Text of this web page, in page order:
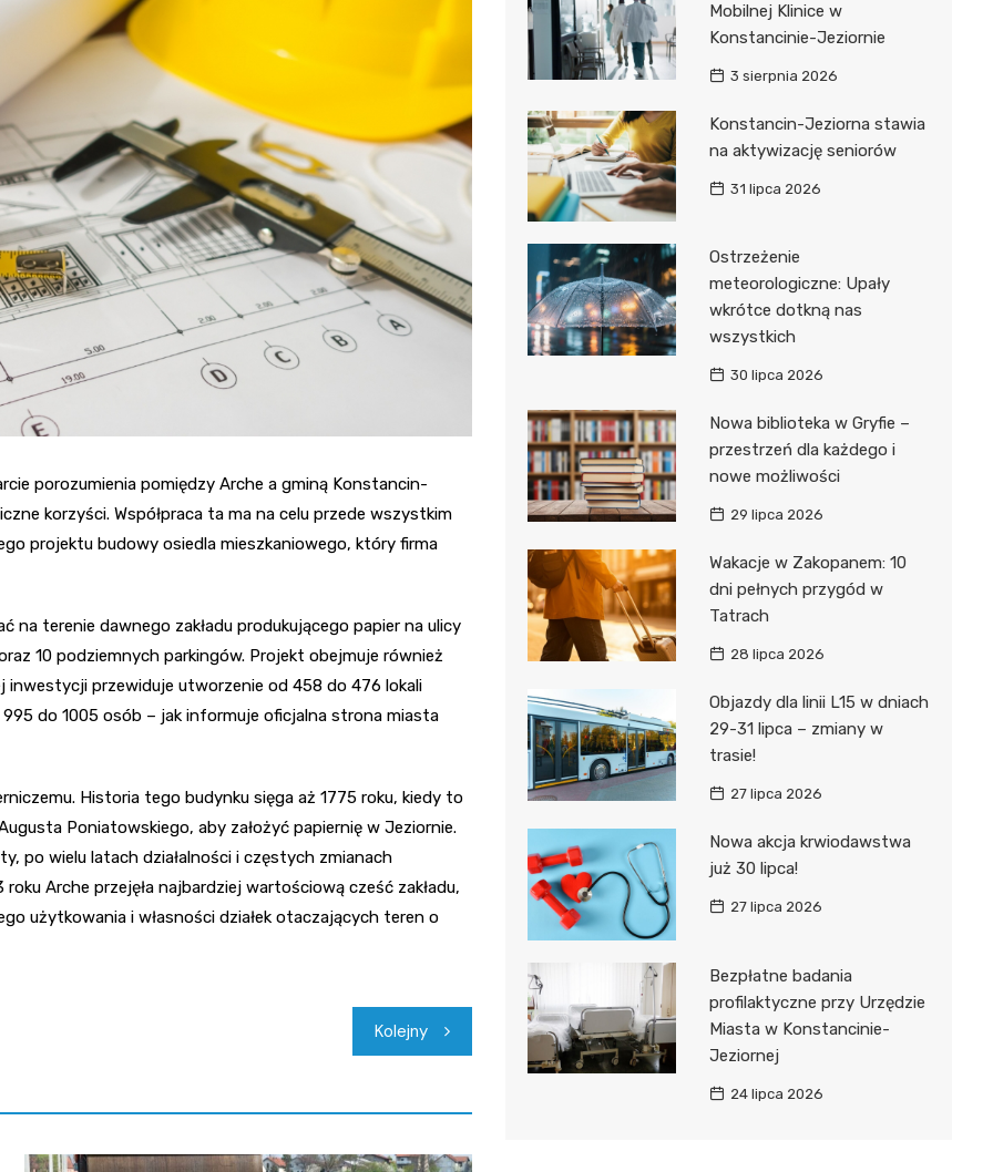
porozumienia pomiędzy Arche a gminą Konstancin-
korzyści. Współpraca ta ma na celu przede wszystkim
projektu budowy osiedla mieszkaniowego, który firma
na terenie dawnego zakładu produkującego papier na ulicy
10 podziemnych parkingów. Projekt obejmuje również
inwestycji przewiduje utworzenie od 458 do 476 lokali
do 1005 osób – jak informuje oficjalna strona miasta
Historia tego budynku sięga aż 1775 roku, kiedy to
Poniatowskiego, aby założyć papiernię w Jeziornie.
po wielu latach działalności i częstych zmianach
Arche przejęła najbardziej wartościową cześć zakładu,
użytkowania i własności działek otaczających teren o
Kolejny
Mobilnej Klinice w
Konstancinie-Jeziornie
3 sierpnia 2026
Konstancin-Jeziorna stawia
na aktywizację seniorów
31 lipca 2026
Ostrzeżenie
meteorologiczne: Upały
wkrótce dotkną nas
wszystkich
30 lipca 2026
Nowa biblioteka w Gryfie –
przestrzeń dla każdego i
nowe możliwości
29 lipca 2026
Wakacje w Zakopanem: 10
dni pełnych przygód w
Tatrach
28 lipca 2026
Objazdy dla linii L15 w dniach
29-31 lipca – zmiany w
trasie!
27 lipca 2026
Nowa akcja krwiodawstwa
już 30 lipca!
27 lipca 2026
Bezpłatne badania
profilaktyczne przy Urzędzie
Miasta w Konstancinie-
Jeziornej
24 lipca 2026